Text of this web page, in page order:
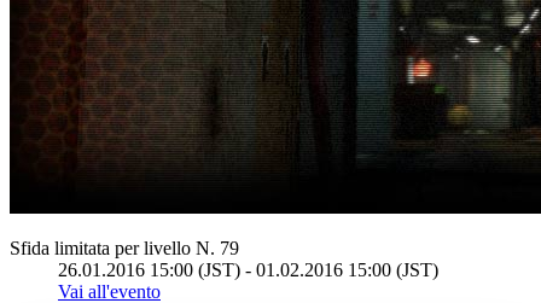
Sfida limitata per livello N. 79
26.01.2016 15:00 (JST) - 01.02.2016 15:00 (JST)
Vai all'evento